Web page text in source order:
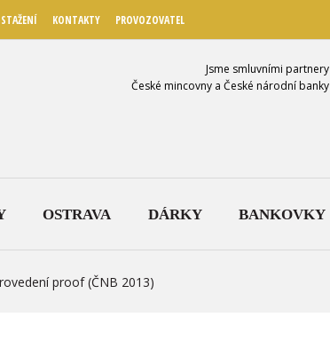
STAŽENÍ KONTAKTY PROVOZOVATEL
Jsme smluvními partnery
České mincovny a České národní banky
OSTRAVA DÁRKY BANKOVKY
proof (ČNB 2013)